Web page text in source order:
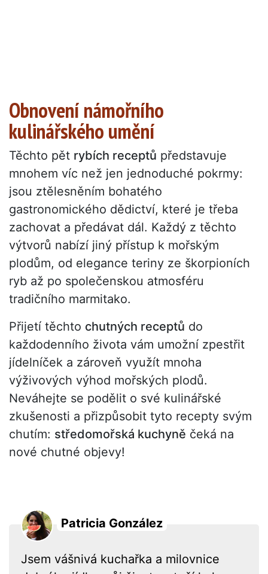
Obnovení námořního
kulinářského umění
Těchto pět rybích receptů představuje
mnohem víc než jen jednoduché pokrmy:
jsou ztělesněním bohatého
gastronomického dědictví, které je třeba
zachovat a předávat dál. Každý z těchto
výtvorů nabízí jiný přístup k mořským
plodům, od elegance teriny ze škorpioních
ryb až po společenskou atmosféru
tradičního marmitako.
Přijetí těchto chutných receptů do
každodenního života vám umožní zpestřit
jídelníček a zároveň využít mnoha
výživových výhod mořských plodů.
Neváhejte se podělit o své kulinářské
zkušenosti a přizpůsobit tyto recepty svým
chutím: středomořská kuchyně čeká na
nové chutné objevy!
Patricia González
Jsem vášnivá kuchařka a milovnice